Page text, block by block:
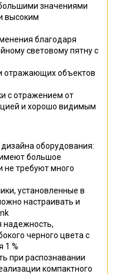
значениями
высоким
благодаря
световому пятну с
отражающих объектов
с отражением от
и хорошо видимым
оборудования:
большое
не требуют много
установленные в
настраивать и
надежность,
черного цвета с
1 %
при распознавании
компактного